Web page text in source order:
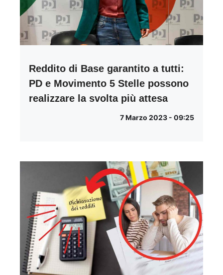
Reddito di Base garantito a tutti:
PD e Movimento 5 Stelle possono
realizzare la svolta più attesa
7 Marzo 2023 - 09:25